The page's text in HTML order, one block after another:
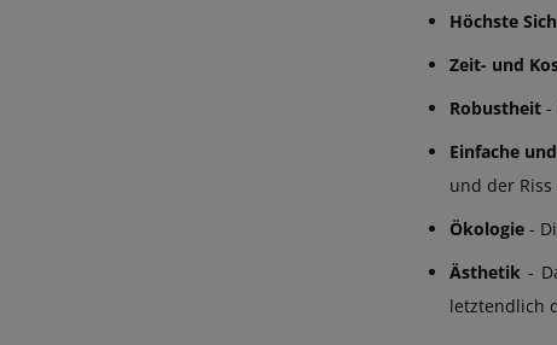
Höchste
Zeit- und
Robustheit -
Einfache
und der
Ökologie -
Ästhetik -
letztendlich